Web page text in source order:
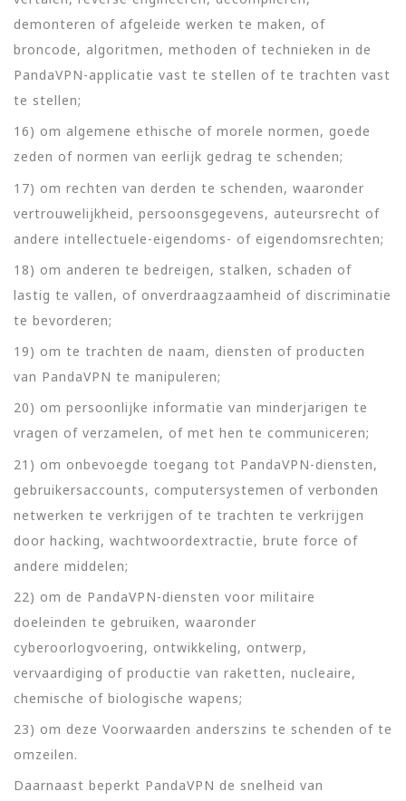
demonteren of afgeleide werken te maken, of
broncode, algoritmen, methoden of technieken in de
PandaVPN-applicatie vast te stellen of te trachten vast
te stellen;
16) om algemene ethische of morele normen, goede
zeden of normen van eerlijk gedrag te schenden;
17) om rechten van derden te schenden, waaronder
vertrouwelijkheid, persoonsgegevens, auteursrecht of
andere intellectuele-eigendoms- of eigendomsrechten;
18) om anderen te bedreigen, stalken, schaden of
lastig te vallen, of onverdraagzaamheid of discriminatie
te bevorderen;
19) om te trachten de naam, diensten of producten
van PandaVPN te manipuleren;
20) om persoonlijke informatie van minderjarigen te
vragen of verzamelen, of met hen te communiceren;
21) om onbevoegde toegang tot PandaVPN-diensten,
gebruikersaccounts, computersystemen of verbonden
netwerken te verkrijgen of te trachten te verkrijgen
door hacking, wachtwoordextractie, brute force of
andere middelen;
22) om de PandaVPN-diensten voor militaire
doeleinden te gebruiken, waaronder
cyberoorlogvoering, ontwikkeling, ontwerp,
vervaardiging of productie van raketten, nucleaire,
chemische of biologische wapens;
23) om deze Voorwaarden anderszins te schenden of te
omzeilen.
Daarnaast beperkt PandaVPN de snelheid van